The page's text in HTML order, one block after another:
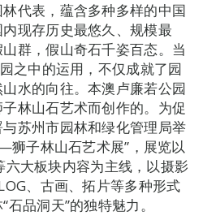
代表，蕴含多种多样的中国
现存历史最悠久、规模最
群，假山奇石千姿百态。当
之中的运用，不仅成就了园
水的向往。本澳卢廉若公园
林山石艺术而创作的。为促
苏州市园林和绿化管理局举
子林山石艺术展”，展览以
六大板块内容为主线，以摄影
、古画、拓片等多种形式
品洞天”的独特魅力。